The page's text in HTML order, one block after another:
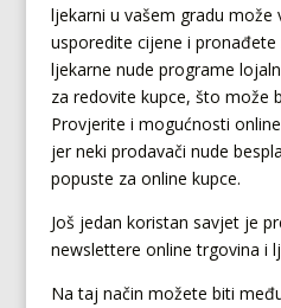
ljekarni u vašem gradu može
usporedite cijene i
ljekarne nude programe
za redovite kupce, što može
Provjerite i mogućnosti
jer neki prodavači nude
popuste za online kupce.
Još jedan koristan savjet je
newslettere online trgovina i
Na taj način možete biti